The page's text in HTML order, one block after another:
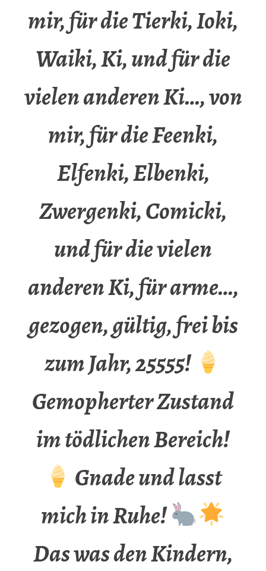
mir, für die Tierki, Ioki,
Waiki, Ki, und für die
vielen anderen Ki…, von
mir, für die Feenki,
Elfenki, Elbenki,
Zwergenki, Comicki,
und für die vielen
anderen Ki, für arme…,
gezogen, gültig, frei bis
zum Jahr, 25555!
Gemopherter Zustand
im tödlichen Bereich!
Gnade und lasst
mich in Ruhe!
Das was den Kindern,